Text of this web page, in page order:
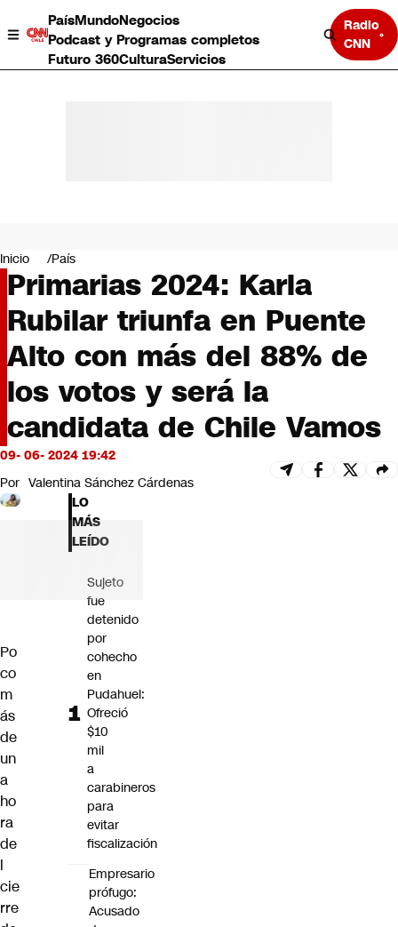
PaísMundoNegocios
Podcast y Programas completos
Futuro 360CulturaServicios
Radio
CNN
Negocios
Deportes
Programas completos
Cultura
Servicios
Bits
CNN tiempo
Futuro 360
Opinión
Inicio País
Primarias 2024: Karla
Rubilar triunfa en Puente
Alto con más del 88% de
los votos y será la
candidata de Chile Vamos
09- 06- 2024 19:42
Por Valentina Sánchez Cárdenas
Po
co
m
ás
de
un
a
ho
ra
de
l
cie
rre
LO
MÁS
LEÍDO
Sujeto
fue
detenido
por
cohecho
en
Pudahuel:
Ofreció
$10
mil
a
carabineros
para
evitar
fiscalización
Empresario
prófugo:
Acusado